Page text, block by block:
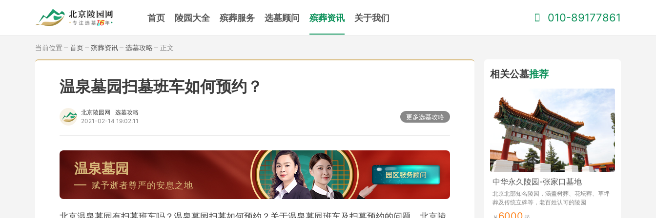
首页 陵园大全 殡葬服务 选墓顾问 殡葬资讯 关于我们 010-89177861
当前位置 首页 殡葬资讯 选墓攻略 正文
温泉墓园扫墓班车如何预约？
北京陵园网
选墓攻略
2021-02-14 19:02:11
更多选墓攻略
温泉墓园
赋予逝者尊严的安息之地
相关公墓推荐
中华永久陵园-张家口墓地
北京北部知名陵园，涵盖树葬、花坛葬、草坪
葬及传统立碑等，老百姓认可的陵园